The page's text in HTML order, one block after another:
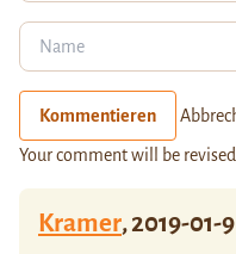
Kommentieren
Your comment will be
Kramer,2019-01-9